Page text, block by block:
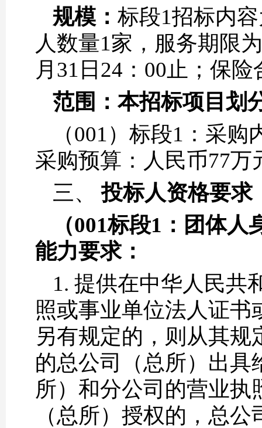
规模： 标段1招标内
人数量1家，服务期限
月31日24：00止；保
范围：本招标项目划
（001）标段1：采
采购预算：人民币77万
三、投标人资格要求
（001标段1： 团体人
能力要求：
1. 提供在中华人民共
照或事业单位法人证
另有规定的，则从其
的总公司（总所）出具
所）和分公司的营业
（总所）授权的，总